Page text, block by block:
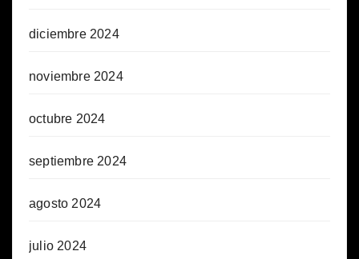
diciembre 2024
noviembre 2024
octubre 2024
septiembre 2024
agosto 2024
julio 2024